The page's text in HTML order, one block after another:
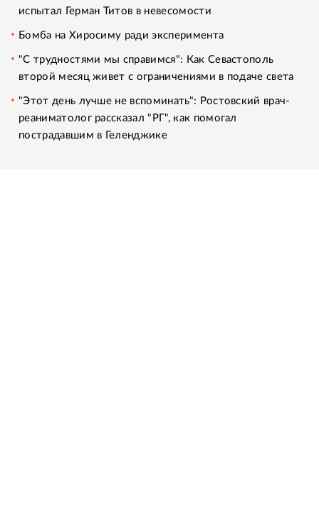
испытал Герман Титов в невесомости
Бомба на Хиросиму ради эксперимента
"С трудностями мы справимся": Как Севастополь
второй месяц живет с ограничениями в подаче света
"Этот день лучше не вспоминать": Ростовский врач-
реаниматолог рассказал "РГ", как помогал
пострадавшим в Геленджике